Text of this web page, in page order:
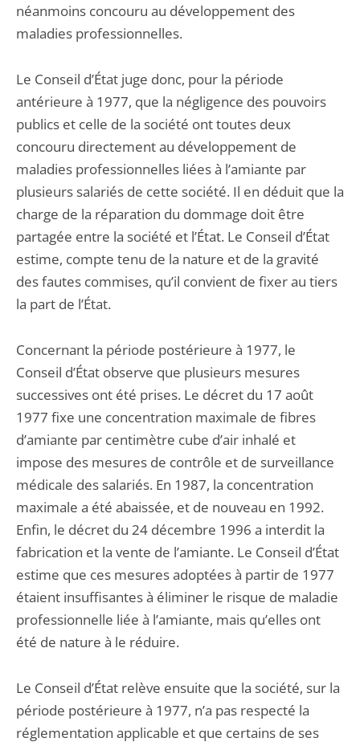
néanmoins concouru au développement des
maladies professionnelles.
Le Conseil d’État juge donc, pour la période
antérieure à 1977, que la négligence des pouvoirs
publics et celle de la société ont toutes deux
concouru directement au développement de
maladies professionnelles liées à l’amiante par
plusieurs salariés de cette société. Il en déduit que la
charge de la réparation du dommage doit être
partagée entre la société et l’État. Le Conseil d’État
estime, compte tenu de la nature et de la gravité
des fautes commises, qu’il convient de fixer au tiers
la part de l’État.
Concernant la période postérieure à 1977, le
Conseil d’État observe que plusieurs mesures
successives ont été prises. Le décret du 17 août
1977 fixe une concentration maximale de fibres
d’amiante par centimètre cube d’air inhalé et
impose des mesures de contrôle et de surveillance
médicale des salariés. En 1987, la concentration
maximale a été abaissée, et de nouveau en 1992.
Enfin, le décret du 24 décembre 1996 a interdit la
fabrication et la vente de l’amiante. Le Conseil d’État
estime que ces mesures adoptées à partir de 1977
étaient insuffisantes à éliminer le risque de maladie
professionnelle liée à l’amiante, mais qu’elles ont
été de nature à le réduire.
Le Conseil d’État relève ensuite que la société, sur la
période postérieure à 1977, n’a pas respecté la
réglementation applicable et que certains de ses